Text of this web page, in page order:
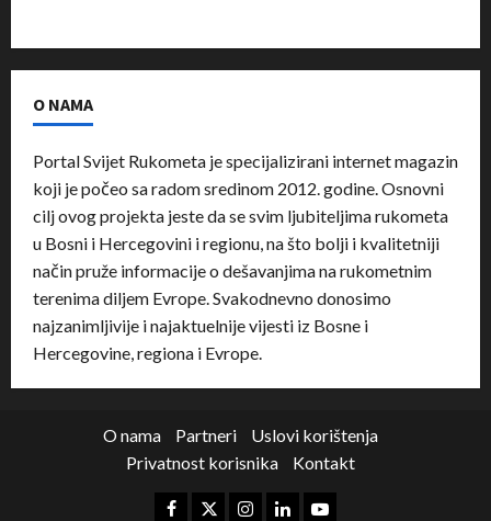
O NAMA
Portal Svijet Rukometa je specijalizirani internet magazin
koji je počeo sa radom sredinom 2012. godine. Osnovni
cilj ovog projekta jeste da se svim ljubiteljima rukometa
u Bosni i Hercegovini i regionu, na što bolji i kvalitetniji
način pruže informacije o dešavanjima na rukometnim
terenima diljem Evrope. Svakodnevno donosimo
najzanimljivije i najaktuelnije vijesti iz Bosne i
Hercegovine, regiona i Evrope.
O nama Partneri
Uslovi korištenja
Privatnost korisnika
Kontakt